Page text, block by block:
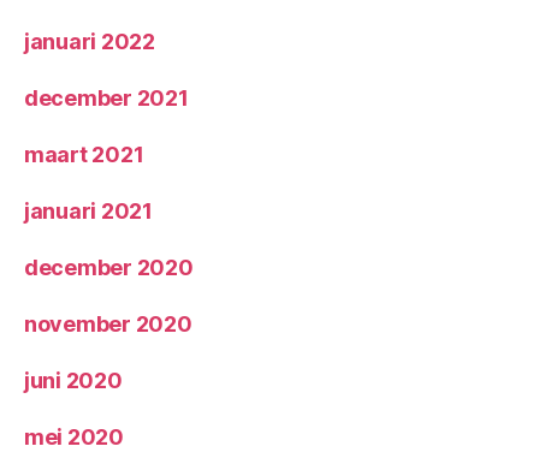
januari 2022
december 2021
maart 2021
januari 2021
december 2020
november 2020
juni 2020
mei 2020